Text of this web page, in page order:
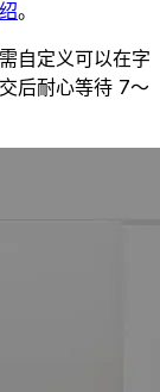
。
自定义可以在字
后耐心等待 7～